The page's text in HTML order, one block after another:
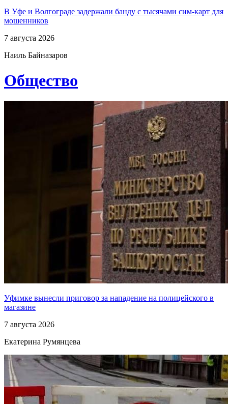
В Уфе и Волгограде задержали банду с тысячами сим-карт для
мошенников
7 августа 2026
Наиль Байназаров
Общество
Уфимке вынесли приговор за нападение на полицейского в
магазине
7 августа 2026
Екатерина Румянцева